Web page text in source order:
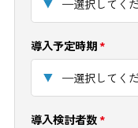
導入予定時期*
導入検討者数*